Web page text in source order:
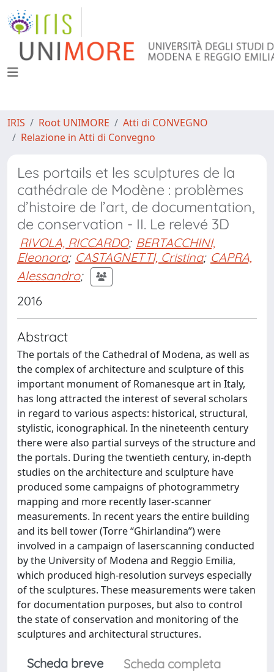
IRIS Root UNIMORE
Atti di CONVEGNO
Relazione in Atti di Convegno
Les portails et les sculptures de la
cathédrale de Modène : problèmes
d’histoire de l’art, de documentation,
de conservation - II. Le relevé 3D
RIVOLA, RICCARDO; BERTACCHINI,
Eleonora; CASTAGNETTI, Cristina; CAPRA,
Alessandro;
2016
Abstract
The portals of the Cathedral of Modena, as well as
the complex of architecture and sculpture of this
important monument of Romanesque art in Italy,
has long attracted the interest of several scholars
in regard to various aspects: historical, structural,
stylistic, iconographical. In the nineteenth century
there were also partial surveys of the structure and
the portals. During the twentieth century, in-depth
studies on the architecture and sculpture have
produced some campaigns of photogrammetry
mapping and more recently laser-scanner
measurements. In recent years the entire building
and its bell tower (Torre “Ghirlandina”) were
involved in a campaign of laserscanning conducted
by the University of Modena and Reggio Emilia,
which produced high-resolution surveys especially
of the sculptures. These measurements were taken
for documentation purposes, but also to control
the state of conservation and monitoring of the
sculptures and architectural structures.
Scheda breve
Scheda completa